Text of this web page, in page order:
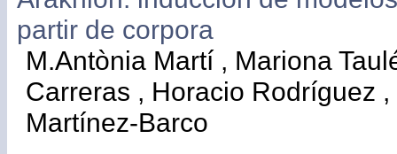
partir de corpora
M.Antònia Martí , Mariona
Carreras , Horacio Rodríguez
Martínez-Barco